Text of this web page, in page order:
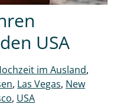
USA
im Ausland,
, Las Vegas, New
, USA